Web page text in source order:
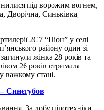
під ворожим вогнем,
Дворічна, Синьківка,
2С7 “Піон” у селі
району один зі
жінка 28 років та
26 років отримала
важкому стані.
Синєгубов
За добу піротехніки